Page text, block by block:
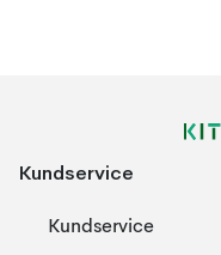
Kundservice
Kundservice